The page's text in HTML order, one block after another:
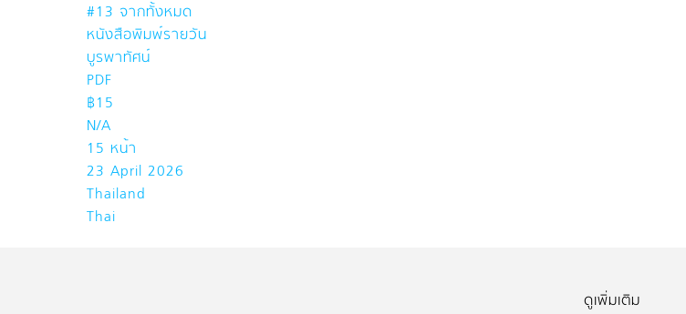
#13 จากทั้งหมด
หนังสือพิมพ์รายวัน
บูรพาทัศน์
PDF
฿15
N/A
15 หน้า
23 April 2026
Thailand
Thai
ดูเพิ่มเติม